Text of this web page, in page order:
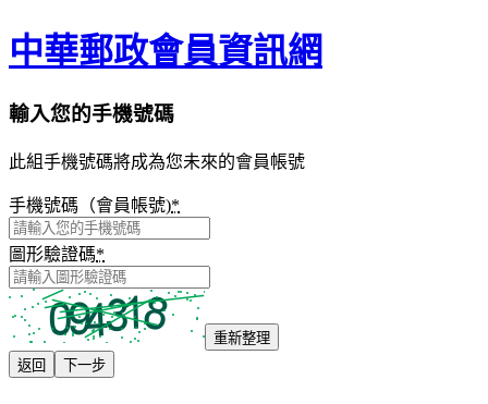
中華郵政會員資訊網
輸入您的手機號碼
此組手機號碼將成為您未來的會員帳號
手機號碼（會員帳號)*
圖形驗證碼*
重新整理
返回
下一步